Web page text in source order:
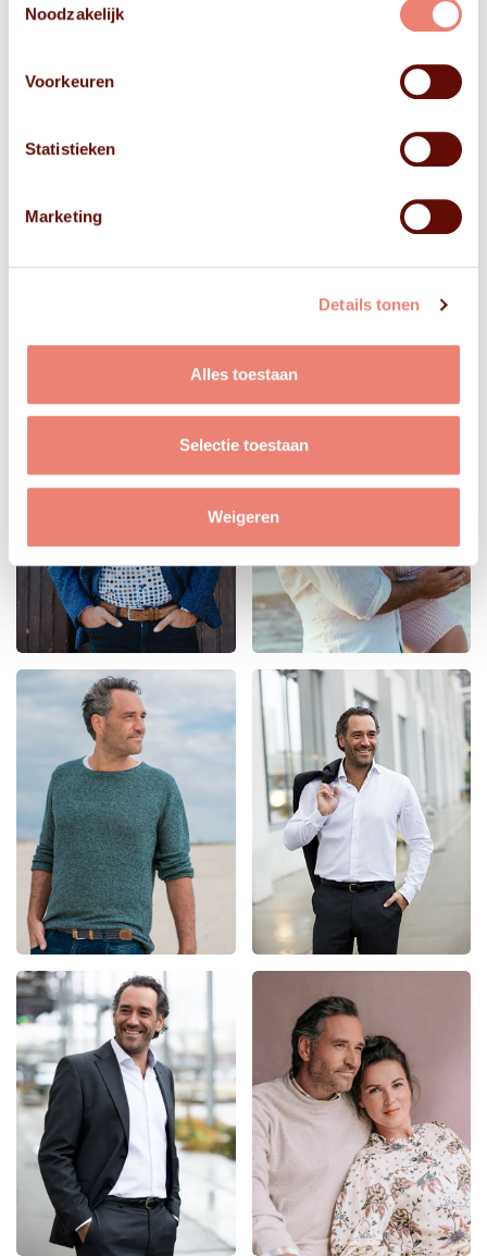
Noodzakelijk
Voorkeuren
Statistieken
Marketing
Details tonen
Alles toestaan
Selectie toestaan
Weigeren